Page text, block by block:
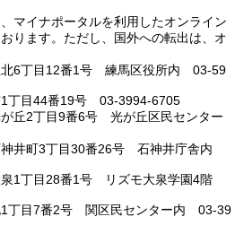
マイナポータルを利用したオンライン
ります。ただし、国外への転出は、オ
6丁目12番1号 練馬区役所内 03-59
丁目44番19号 03-3994-6705
丘2丁目9番6号 光が丘区民センター
井町3丁目30番26号 石神井庁舎内
1丁目28番1号 リズモ大泉学園4階
丁目7番2号 関区民センター内 03-39